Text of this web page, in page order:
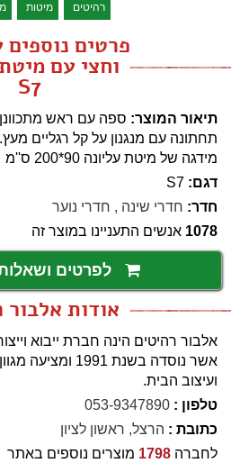
רהיטים מיטות
פרטים
וחצי עם
S7
תיאור המוצר:
תחתונה עם מנגנון על קל רגליים מעץ.
מידגה של מיטת עליונה 90*200 ס''מ
דגם: S7
חדר: חדרי שינה , חדרי נוער
1078 אנשים התעניינו במוצר זה
לפרטים
אודות אלבור
אלבור רהיטים הינה חברת ייבוא
אשר נוסדה בשנת
ועיצוב הבית.
טלפון : 053-9347890
כתובת : הרצל, ראשון לציון
לחברה 1798 מוצרים נוספים באתר